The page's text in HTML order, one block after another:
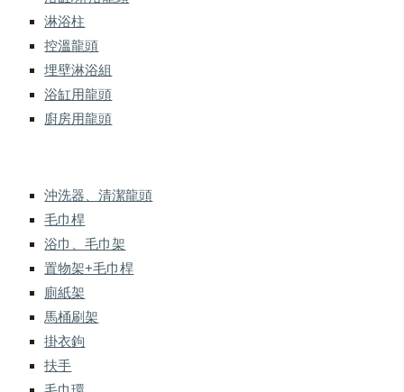
淋浴柱
控溫龍頭
埋壁淋浴組
浴缸用龍頭
廚房用龍頭
沖洗器、清潔龍頭
毛巾桿
浴巾、毛巾架
置物架+毛巾桿
廁紙架
馬桶刷架
掛衣鉤
扶手